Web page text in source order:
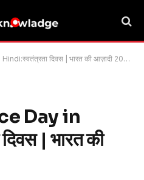
दिवस | भारत की आज़ादी 2023
Day in
| भारत की